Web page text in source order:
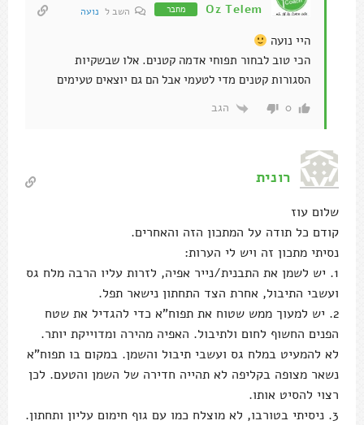
Oz Telem מחבר השב ל נועה
היי נועה
הכי טוב לבחור תפוחי אדמה קטנים. אלו שבשקיות
הסגורות קטנים מדי לטעמי אבל הם גם יוצאים טעימים
0 הגב
רונית
שלום עוז
קודם כל תודה על המתכון הזה והאחרים.
נסיתי מתכון זה ויש לי הערות:
1. יש לשמן את התבנית/נייר אפיה, לזרות עליו הרבה מלח גס
ועשבי התיבול, אחרת הצד התחתון נישאר תפל.
2. יש למעוך ממש שטוח את תפוח"א כדי להגדיל את שטח
הפנים החשוף לחום ולתיבול. האפיה מהירה ומדוייקת יותר.
לא להמעיט במלח גס ועשבי תיבול והשמן. במקום בו תפוח"א
נשאר מצופה בקליפה לא תהייה חדירה של השמן והטעם. לכן
רצוי להסיט אותו.
3. ניסיתי בטורבו, לא מוצלח כמו עם גוף חימום עליון ותחתון.